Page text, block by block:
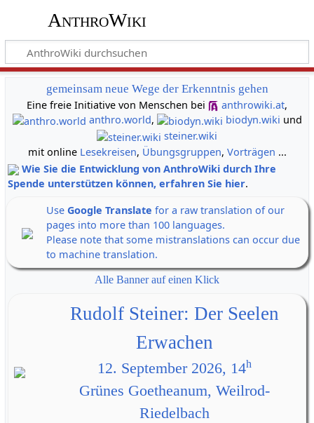
AnthroWiki
gemeinsam neue Wege der Erkenntnis gehen
Eine freie Initiative von Menschen bei
anthrowiki.at,
anthro.world, biodyn.wiki und
steiner.wiki
mit online Lesekreisen, Übungsgruppen, Vorträgen ...
Wie Sie die Entwicklung von AnthroWiki durch Ihre
Spende unterstützen können, erfahren Sie hier.
Use Google Translate for a raw translation of our
pages into more than 100 languages.
Please note that some mistranslations can occur due
to machine translation.
Alle Banner auf einen Klick
Rudolf Steiner: Der Seelen
Erwachen
12. September 2026, 14h
Grünes Goetheanum, Weilrod-
Riedelbach